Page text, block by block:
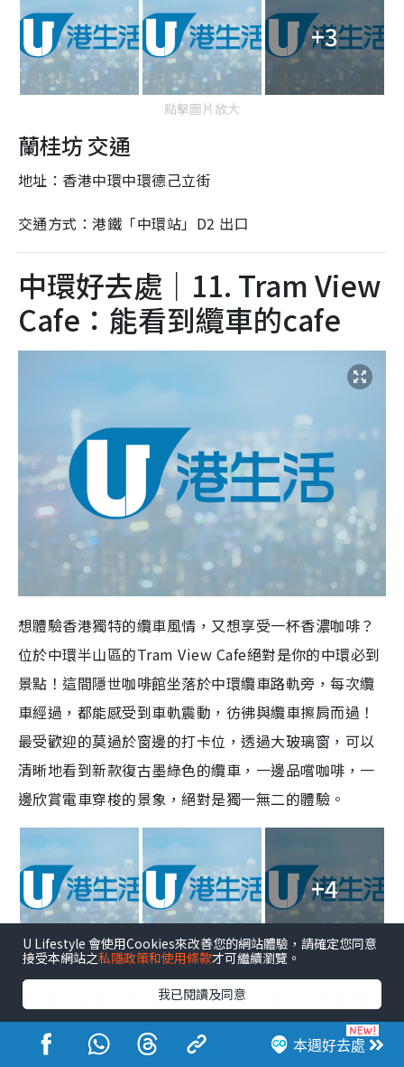
+3
點擊圖片放大
蘭桂坊 交通
地址：香港中環中環德己立街
交通方式：港鐵「中環站」D2 出口
中環好去處｜11. Tram View
Cafe：能看到纜車的cafe
想體驗香港獨特的纜車風情，又想享受一杯香濃咖啡？
位於中環半山區的Tram View Cafe絕對是你的中環必到
景點！這間隱世咖啡館坐落於中環纜車路軌旁，每次纜
車經過，都能感受到車軌震動，彷彿與纜車擦肩而過！
最受歡迎的莫過於窗邊的打卡位，透過大玻璃窗，可以
清晰地看到新款復古墨綠色的纜車，一邊品嚐咖啡，一
邊欣賞電車穿梭的景象，絕對是獨一無二的體驗。
+4
點擊圖片放大
除了室內位置，室外同樣設有戶外小花園、木質吊椅和
鞦韆打卡位。下次到中環，不妨來這裡感受電車的魅
力，享受一杯咖啡，留下難忘的打卡照！
本週好去處
U Lifestyle 會使用Cookies來改善您的網站體驗，請確定您同意
接受本網站之私隱政策和使用條款才可繼續瀏覽。
我已閱讀及同意